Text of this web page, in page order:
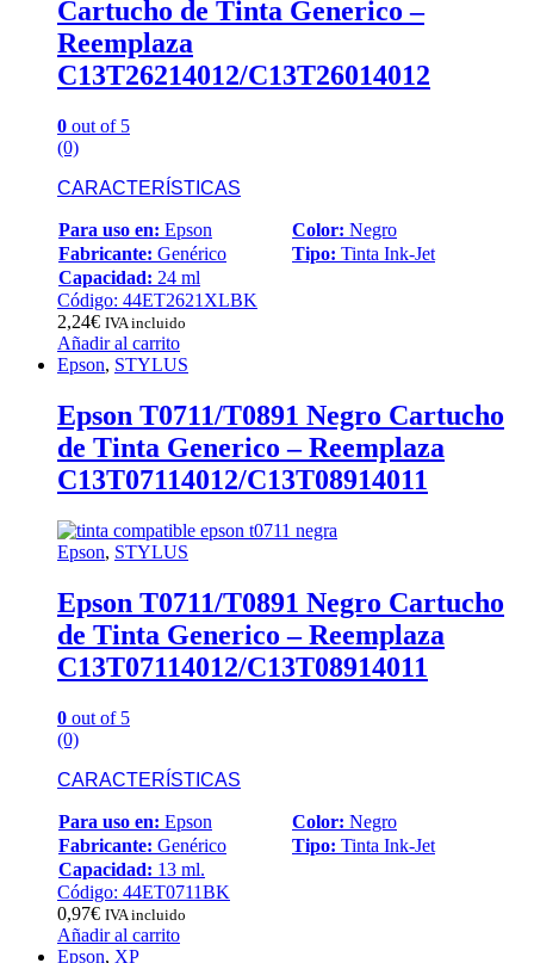
Cartucho de Tinta Generico –
Reemplaza
C13T26214012/C13T26014012
0 out of 5
(0)
CARACTERÍSTICAS
Para uso en: Epson Color: Negro
Fabricante: Genérico Tipo: Tinta Ink-Jet
Capacidad: 24 ml
Código: 44ET2621XLBK
2,24€ IVA incluido
Añadir al carrito
Epson, STYLUS
Epson T0711/T0891 Negro Cartucho
de Tinta Generico – Reemplaza
C13T07114012/C13T08914011
Epson, STYLUS
Epson T0711/T0891 Negro Cartucho
de Tinta Generico – Reemplaza
C13T07114012/C13T08914011
0 out of 5
(0)
CARACTERÍSTICAS
Para uso en: Epson Color: Negro
Fabricante: Genérico Tipo: Tinta Ink-Jet
Capacidad: 13 ml.
Código: 44ET0711BK
0,97€ IVA incluido
Añadir al carrito
Epson, XP